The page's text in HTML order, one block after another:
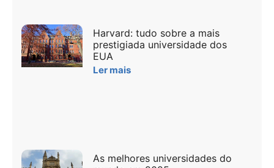
Harvard: tudo sobre a mais
prestigiada universidade dos
EUA
Ler mais
As melhores universidades do